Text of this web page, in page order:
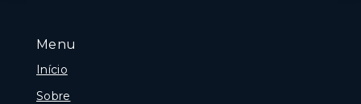
Menu
Início
Sobre